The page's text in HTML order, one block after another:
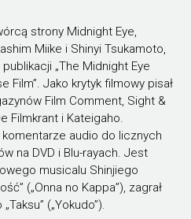
strony Midnight Eye,
Miike i Shinyi Tsukamoto,
„The Midnight Eye
Film”. Jako krytyk filmowy pisał
Film Comment, Sight &
Filmkrant i Kateigaho.
komentarze audio do licznych
na DVD i Blu-rayach. Jest
musicalu Shinjiego
(„Onna no Kappa”), zagrał
(„Yokudo”).